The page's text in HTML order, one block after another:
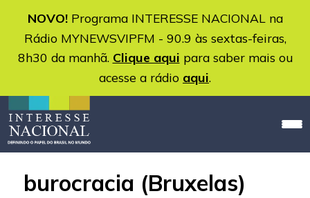
NOVO!Programa INTERESSE NACIONAL na
Rádio MYNEWSVIPFM - 90.9 às sextas-feiras,
8h30 da manhã. Clique aqui para saber mais ou
acesse a rádio aqui.
burocracia (Bruxelas)